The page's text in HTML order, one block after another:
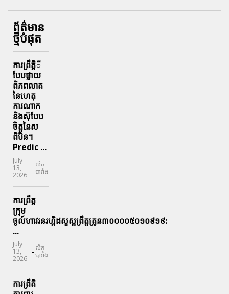
ព័ត៌មាន
ថ្មីបំផុត
ការព្រឹតិ្តី
បែបផ្លាយ
ពិភពលាត
នៃហេតុ
ការណាក
និងស៊ុបែប
ចិត្តនៃស
ពិបិន។
Predic ...
July
13,
2026
- លីក
បារាំង
ការព្រឹត្ត
ក្រុម
ចូល៍ហាវរនរហ្គិដសួស្ផព្រឹត្តត្រូន៣០០០០៥០១០៩១៩:
...
July
13,
2026
- លីក
បារាំង
ការព្រឹតិ